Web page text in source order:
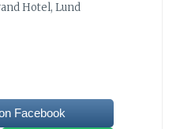
Hotel, Lund
Facebook